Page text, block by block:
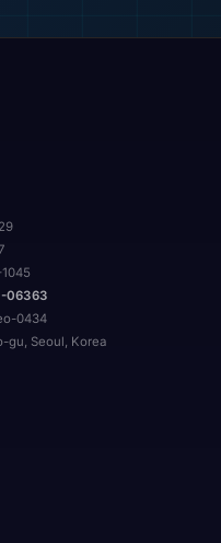
06363
0434
gu, Seoul, Korea